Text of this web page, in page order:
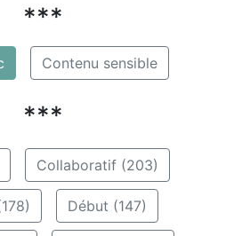
***
Contenu sensible
***
Collaboratif (203)
Début (147)